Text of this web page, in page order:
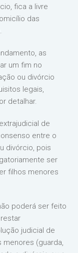
fica a livre
das
as
um fim no
ou divórcio
legais,
detalhar.
de
entre o
divórcio, pois
ser
filhos menores
poderá ser feito
judicial de
(guarda,